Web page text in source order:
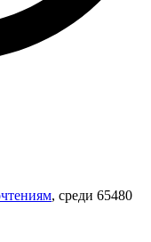
, среди 65480